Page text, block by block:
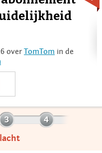
overTomTom in de